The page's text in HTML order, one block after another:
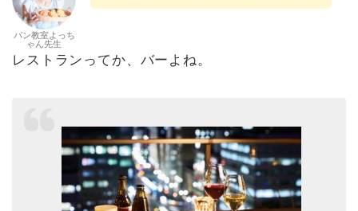
パン教室よっち
ゃん先生
レストランってか、バーよね。